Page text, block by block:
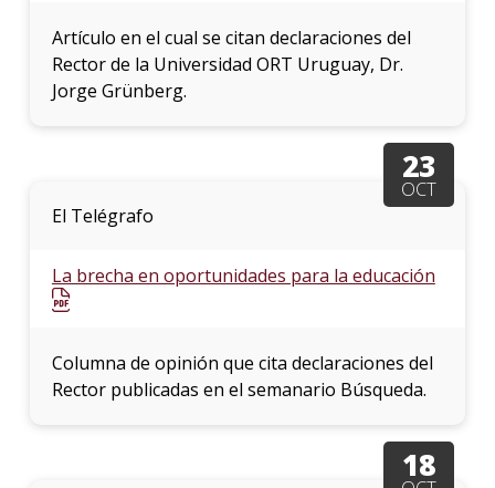
Artículo en el cual se citan declaraciones del
Rector de la Universidad ORT Uruguay, Dr.
Jorge Grünberg.
23
OCT
El Telégrafo
La brecha en oportunidades para la educación
Columna de opinión que cita declaraciones del
Rector publicadas en el semanario Búsqueda.
18